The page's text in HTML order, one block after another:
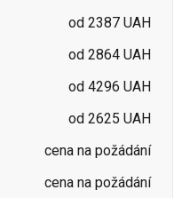
od 2387 UAH
od 2864 UAH
od 4296 UAH
od 2625 UAH
cena na požádání
cena na požádání